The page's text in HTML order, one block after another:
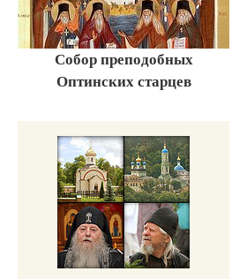
Собор преподобных
Оптинских старцев